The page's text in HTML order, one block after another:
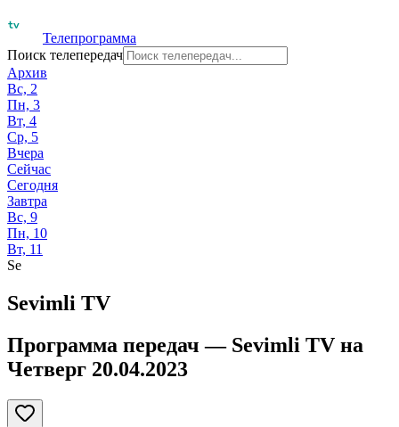
Телепрограмма
Поиск телепередач
Архив
Вс, 2
Пн, 3
Вт, 4
Ср, 5
Вчера
Сейчас
Сегодня
Завтра
Вс, 9
Пн, 10
Вт, 11
Se
Sevimli TV
Программа передач — Sevimli TV на
Четверг 20.04.2023